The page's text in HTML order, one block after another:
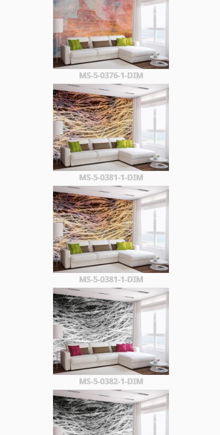
MS-5-0376-1-DIM
MS-5-0381-1-DIM
MS-5-0381-1-DIM
MS-5-0382-1-DIM